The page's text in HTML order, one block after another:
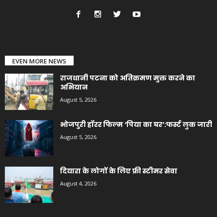
EVEN MORE NEWS
राजधानी पटना को अतिक्रमण मुक्त करने का
अभियान
August 5, 2026
भोजपुरी हॉरर फिल्म ‘पिया का घर’:फर्स्ट लुक जारी
August 5, 2026
दियारा के लोगों के लिए फ्री स्टीमर सेवा
August 4, 2026